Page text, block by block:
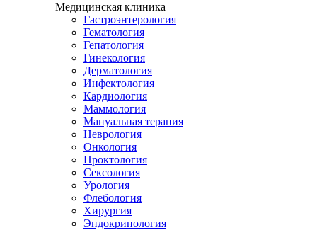
Медицинская клиника
Гастроэнтерология
Гематология
Гепатология
Гинекология
Дерматология
Инфектология
Кардиология
Маммология
Мануальная терапия
Неврология
Онкология
Проктология
Сексология
Урология
Флебология
Хирургия
Эндокринология